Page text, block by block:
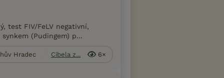
test FIV/FeLV negativní,
(Pudingem) p...
Hradec Cibela z... 6×